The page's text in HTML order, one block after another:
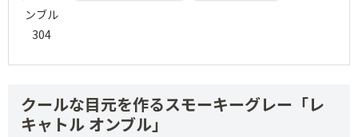
クールな目元を作るスモーキーグレー「レ
キャトル オンブル」